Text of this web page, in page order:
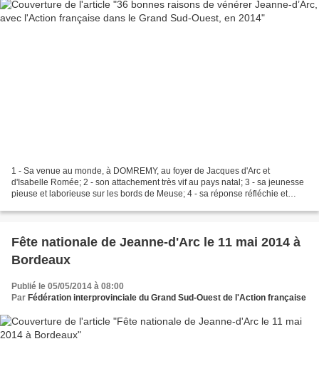
1 - Sa venue au monde, à DOMREMY, au foyer de Jacques d'Arc et
d'Isabelle Romée; 2 - son attachement très vif au pays natal; 3 - sa jeunesse
pieuse et laborieuse sur les bords de Meuse; 4 - sa réponse réfléchie et
Fête nationale de Jeanne-d'Arc le 11 mai 2014 à
Bordeaux
Publié le 05/05/2014 à 08:00
Par Fédération interprovinciale du Grand Sud-Ouest de l'Action française